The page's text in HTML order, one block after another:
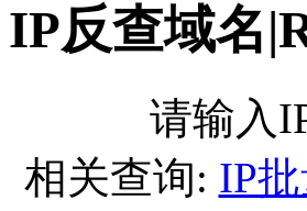
IP反查域名
请输入
相关查询: IP